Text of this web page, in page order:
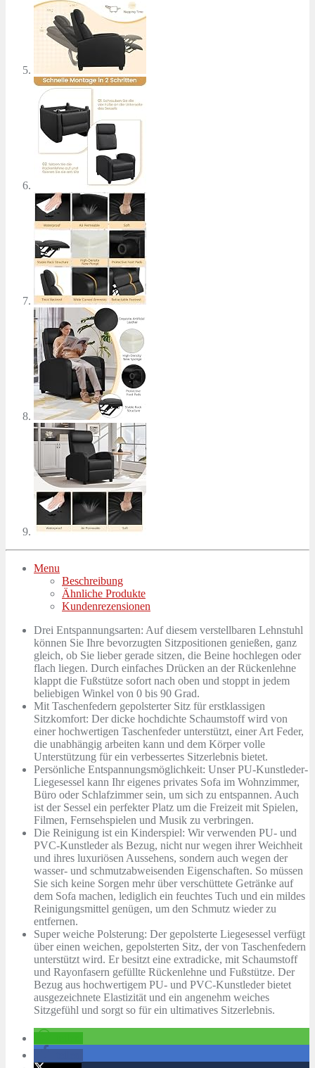
Menu
Beschreibung
Ähnliche Produkte
Kundenrezensionen
Drei Entspannungsarten: Auf diesem verstellbaren Lehnstuhl
können Sie Ihre bevorzugten Sitzpositionen genießen, ganz
gleich, ob Sie lieber gerade sitzen, die Beine hochlegen oder
flach liegen. Durch einfaches Drücken an der Rückenlehne
klappt die Fußstütze sofort nach oben und stoppt in jedem
beliebigen Winkel von 0 bis 90 Grad.
Mit Taschenfedern gepolsterter Sitz für erstklassigen
Sitzkomfort: Der dicke hochdichte Schaumstoff wird von
einer hochwertigen Taschenfeder unterstützt, einer Art Feder,
die unabhängig arbeiten kann und dem Körper volle
Unterstützung für ein verbessertes Sitzerlebnis bietet.
Persönliche Entspannungsmöglichkeit: Unser PU-Kunstleder-
Liegesessel kann Ihr eigenes privates Sofa im Wohnzimmer,
Büro oder Schlafzimmer sein, um sich zu entspannen. Auch
ist der Sessel ein perfekter Platz um die Freizeit mit Spielen,
Filmen, Fernsehspielen und Musik zu verbringen.
Die Reinigung ist ein Kinderspiel: Wir verwenden PU- und
PVC-Kunstleder als Bezug, nicht nur wegen ihrer Weichheit
und ihres luxuriösen Aussehens, sondern auch wegen der
wasser- und schmutzabweisenden Eigenschaften. So müssen
Sie sich keine Sorgen mehr über verschüttete Getränke auf
dem Sofa machen, lediglich ein feuchtes Tuch und ein mildes
Reinigungsmittel genügen, um den Schmutz wieder zu
entfernen.
Super weiche Polsterung: Der gepolsterte Liegesessel verfügt
über einen weichen, gepolsterten Sitz, der von Taschenfedern
unterstützt wird. Er besitzt eine extradicke, mit Schaumstoff
und Rayonfasern gefüllte Rückenlehne und Fußstütze. Der
Bezug aus hochwertigem PU- und PVC-Kunstleder bietet
ausgezeichnete Elastizität und ein angenehm weiches
Sitzgefühl und sorgt so für ein ultimatives Sitzerlebnis.